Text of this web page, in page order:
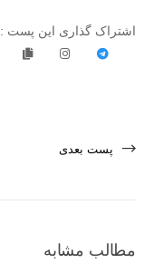
اشتراک گذاری این پست :
پست بعدی
مطالب مشابه